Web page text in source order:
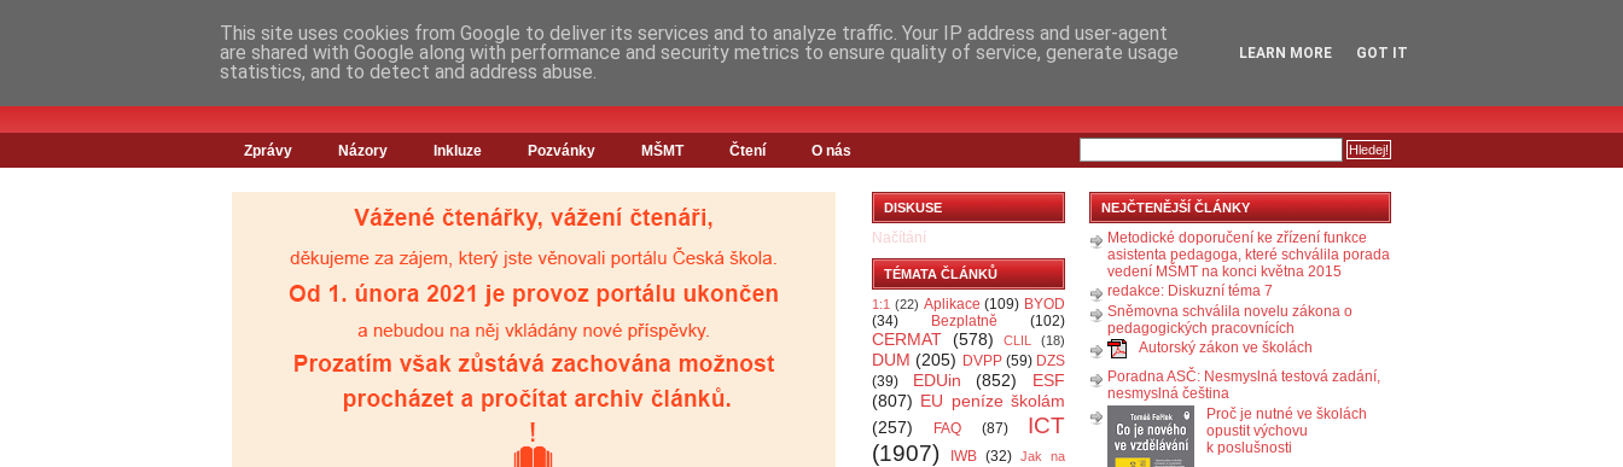
Zprávy Názory Inkluze Pozvánky MŠMT Čtení O nás
DISKUSE
Načítání
TÉMATA ČLÁNKŮ
1:1 (22) Aplikace (109) BYOD
(34)
Bezplatně (102)
CERMAT (578) CLIL (18)
DUM (205) DVPP (59) DZS
(39)
EDUin (852)
ESF
(807) EU peníze školám
(257)
FAQ (87)
ICT
(1907)
IWB (32) Jak na
NEJČTENĚJŠÍ ČLÁNKY
Metodické doporučení ke zřízení funkce
asistenta pedagoga, které schválila porada
vedení MŠMT na konci května 2015
redakce: Diskuzní téma 7
Sněmovna schválila novelu zákona o
pedagogických pracovnících
Autorský zákon ve školách
Poradna ASČ: Nesmyslná testová zadání,
nesmyslná čeština
Proč je nutné ve školách
opustit výchovu
k poslušnosti
This site uses cookies from Google to deliver its services and to analyze traffic. Your IP address and user-agent
are shared with Google along with performance and security metrics to ensure quality of service, generate usage
statistics, and to detect and address abuse.
LEARN MORE GOT IT